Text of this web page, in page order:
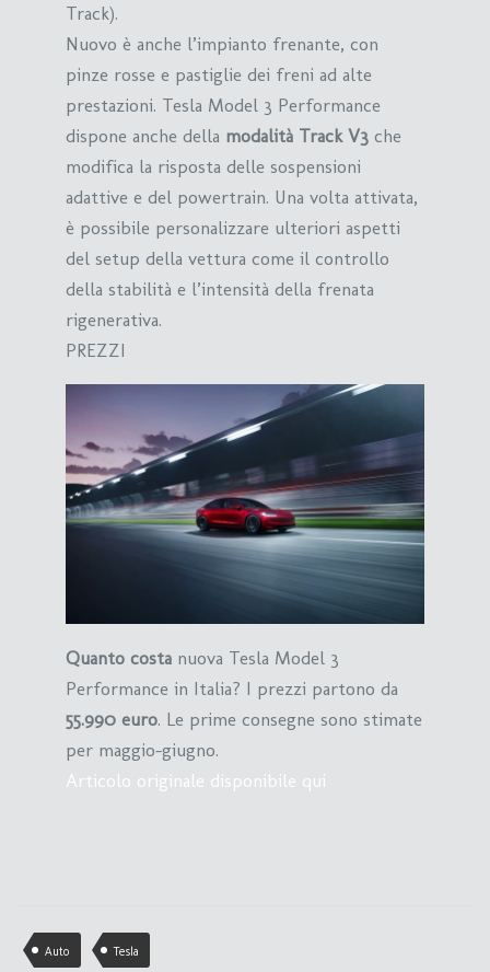
Track).
Nuovo è anche l’impianto frenante, con
pinze rosse e pastiglie dei freni ad alte
prestazioni. Tesla Model 3 Performance
dispone anche della modalità Track V3 che
modifica la risposta delle sospensioni
adattive e del powertrain. Una volta attivata,
è possibile personalizzare ulteriori aspetti
del setup della vettura come il controllo
della stabilità e l’intensità della frenata
rigenerativa.
PREZZI
Quanto costa nuova Tesla Model 3
Performance in Italia? I prezzi partono da
55.990 euro. Le prime consegne sono stimate
per maggio-giugno.
Articolo originale disponibile qui
Auto Tesla